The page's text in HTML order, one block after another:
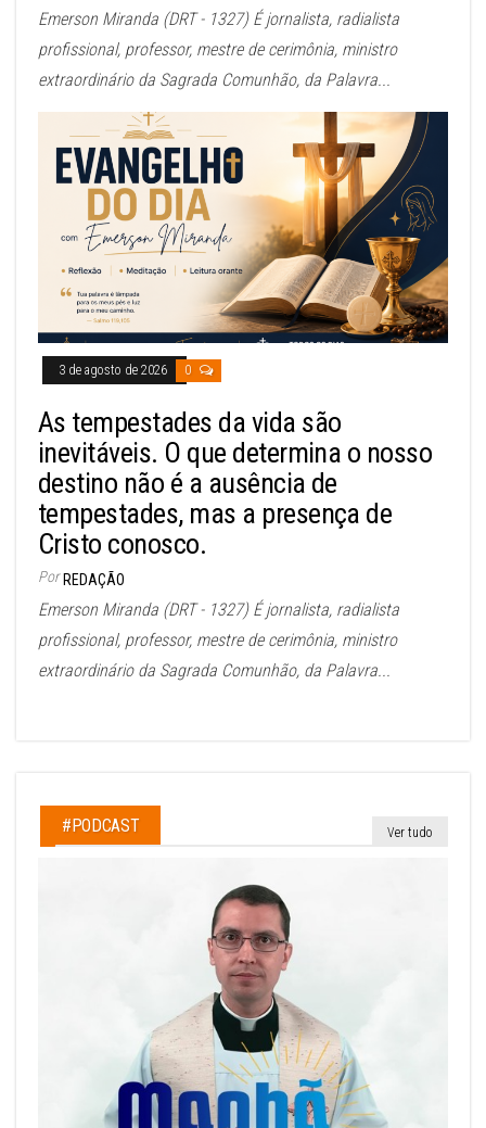
Emerson Miranda (DRT - 1327) É jornalista, radialista
profissional, professor, mestre de cerimônia, ministro
extraordinário da Sagrada Comunhão, da Palavra...
3 de agosto de 2026 0
As tempestades da vida são
inevitáveis. O que determina o nosso
destino não é a ausência de
tempestades, mas a presença de
Cristo conosco.
Por REDAÇÃO
Emerson Miranda (DRT - 1327) É jornalista, radialista
profissional, professor, mestre de cerimônia, ministro
extraordinário da Sagrada Comunhão, da Palavra...
#PODCAST Ver tudo